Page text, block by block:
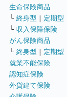
生命保険商品
└ 終身型 ｜ 定期型
└ 収入保障保険
がん保険商品
└ 終身型 ｜ 定期型
就業不能保険
認知症保険
外貨建て保険